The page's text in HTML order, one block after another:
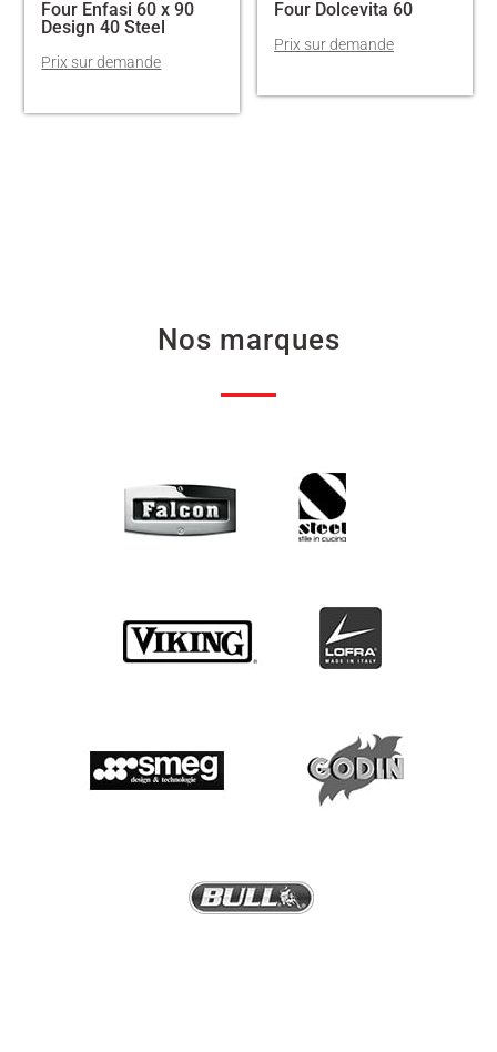
Four Enfasi 60 x 90
Design 40 Steel
Four Dolcevita 60
Nos marques